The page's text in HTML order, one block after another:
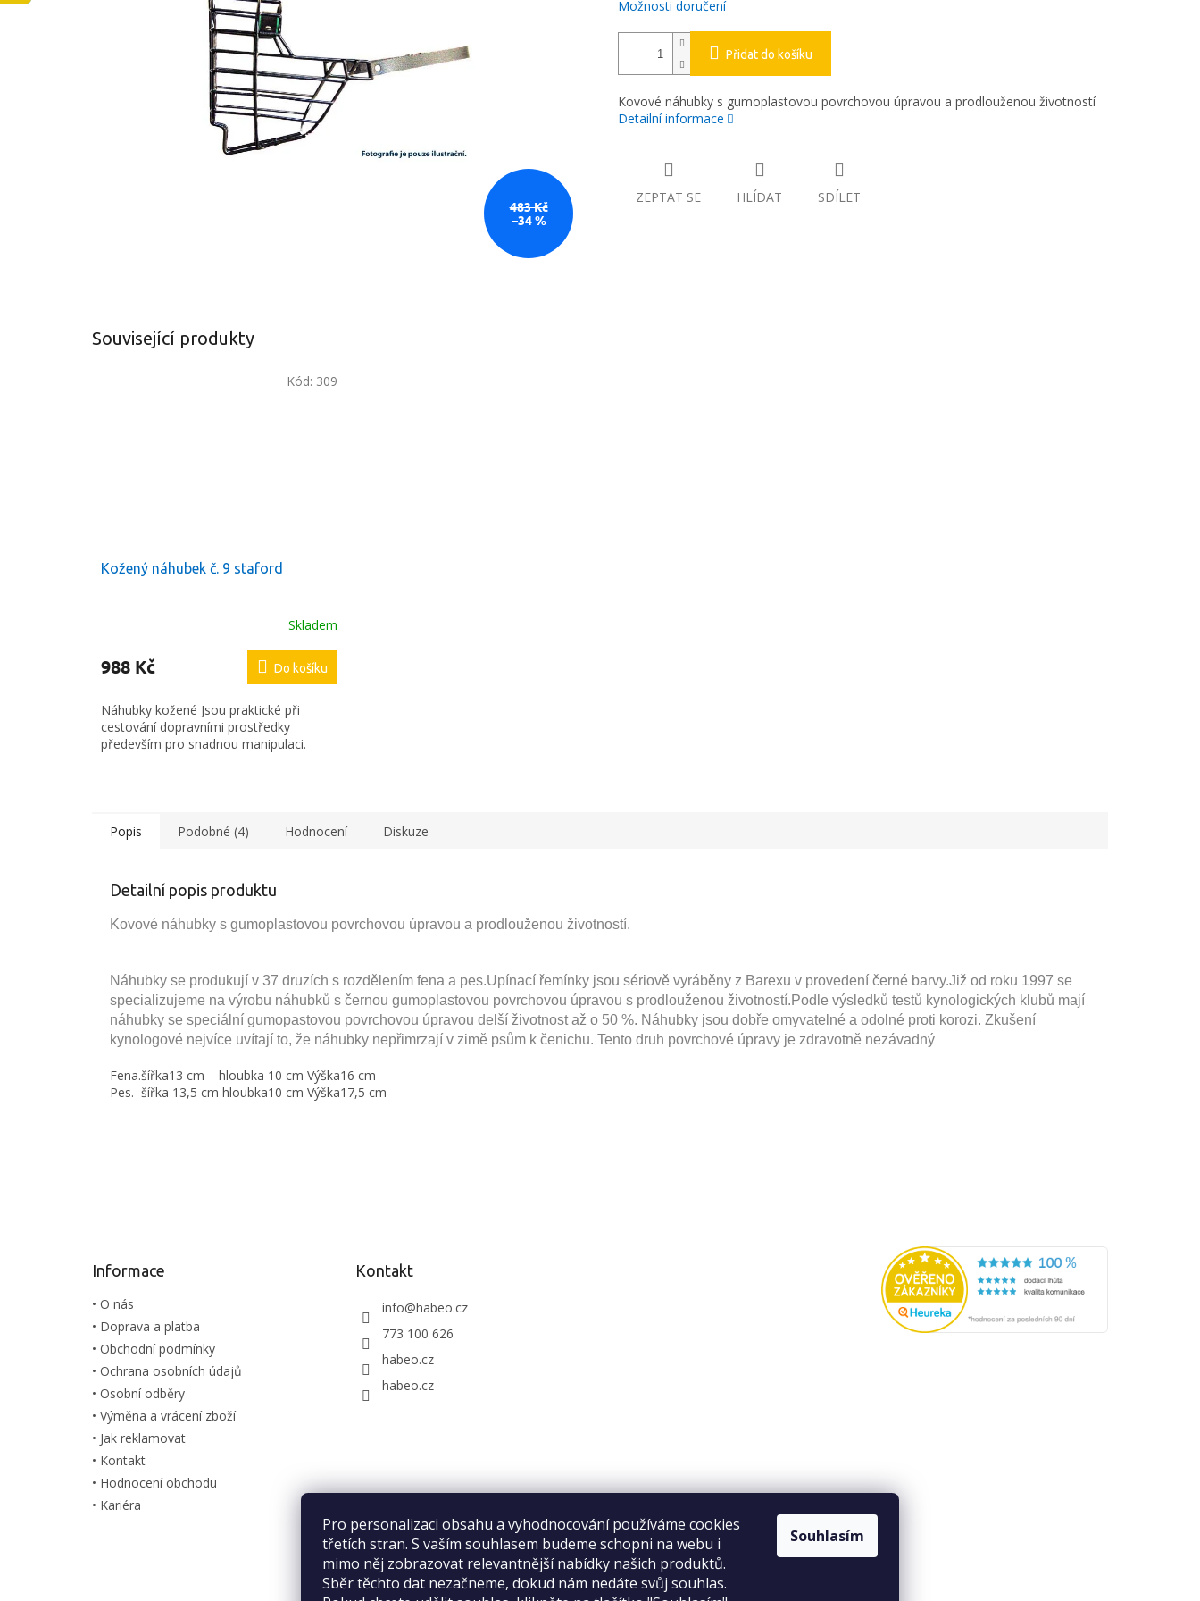
Pro personalizaci obsahu a vyhodnocování používáme cookies
třetích stran. S vaším souhlasem budeme schopni na webu i
mimo něj zobrazovat relevantnější nabídky našich produktů.
Sběr těchto dat nezačneme, dokud nám nedáte svůj souhlas.
Souhlasím
483 Kč
–34 %
Možnosti doručení
Přidat do košíku
Kovové náhubky s gumoplastovou povrchovou úpravou a prodlouženou životností
Detailní informace
ZEPTAT SE HLÍDAT SDÍLET
Související produkty
Kožený náhubek č. 9 staford
Skladem
988 Kč Do košíku
Náhubky kožené Jsou praktické při
cestování dopravními prostředky
především pro snadnou manipulaci.
Kód: 309
Popis Podobné (4) Hodnocení Diskuze
Detailní popis produktu
Kovové náhubky s gumoplastovou povrchovou úpravou a prodlouženou životností.
Náhubky se produkují v 37 druzích s rozdělením fena a pes.Upínací řemínky jsou sériově vyráběny z Barexu v provedení černé barvy.Již od roku 1997 se
specializujeme na výrobu náhubků s černou gumoplastovou povrchovou úpravou s prodlouženou životností.Podle výsledků testů kynologických klubů mají
náhubky se speciální gumopastovou povrchovou úpravou delší životnost až o 50 %. Náhubky jsou dobře omyvatelné a odolné proti korozi. Zkušení
kynologové nejvíce uvítají to, že náhubky nepřimrzají v zimě psům k čenichu. Tento druh povrchové úpravy je zdravotně nezávadný
Fena.šířka13 cm hloubka 10 cm Výška16 cm
Pes. šířka 13,5 cm hloubka10 cm Výška17,5 cm
Informace
• O nás
• Doprava a platba
• Obchodní podmínky
• Ochrana osobních údajů
• Osobní odběry
• Výměna a vrácení zboží
• Jak reklamovat
• Kontakt
• Hodnocení obchodu
• Kariéra
Kontakt
info@habeo.cz
773 100 626
habeo.cz
habeo.cz
Recenze na Habeo.cz